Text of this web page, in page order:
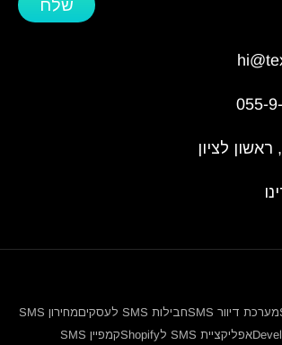
שלח
055-
מערכת דיוור SMS חבילות SMS לעסקים
מחירון SMS
אפליקציית SMS לShopify
קמפיין SMS